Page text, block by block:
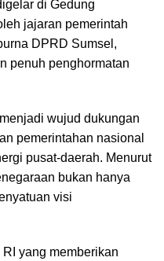
di Gedung
jajaran pemerintah
DPRD Sumsel,
penuh penghormatan
wujud dukungan
pemerintahan nasional
pusat-daerah. Menurut
bukan hanya
visi
yang memberikan